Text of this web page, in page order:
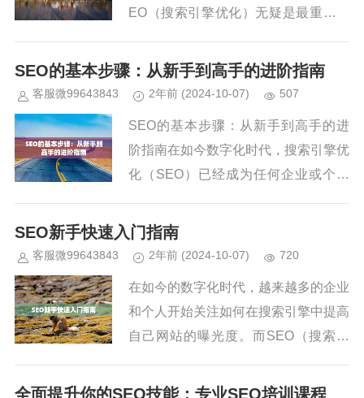
EO（搜索引擎优化）无疑是最重要的
在搜索引擎中获得更高的排名，从而获
得更多的自然流量，吸引潜在客户...
SEO的基本步骤：从新手到高手的进阶指南
客服微99643843 2年前 (2024-10-07) 507
SEO的基本步骤：从新手到高手的进
阶指南在如今数字化时代，搜索引擎优
化（SEO）已经成为任何企业或个人
O，你的网站可以在搜索引擎中获得更
高的排名，吸引更多的流量，最终提...
SEO新手快速入门指南
客服微99643843 2年前 (2024-10-07) 720
在如今的数字化时代，越来越多的企业
和个人开始关注如何在搜索引擎中提高
自己网站的曝光度。而SEO（搜索引
经成为网站获取自然流量的重要手段。
全面提升你的SEO技能：专业SEO培训课程